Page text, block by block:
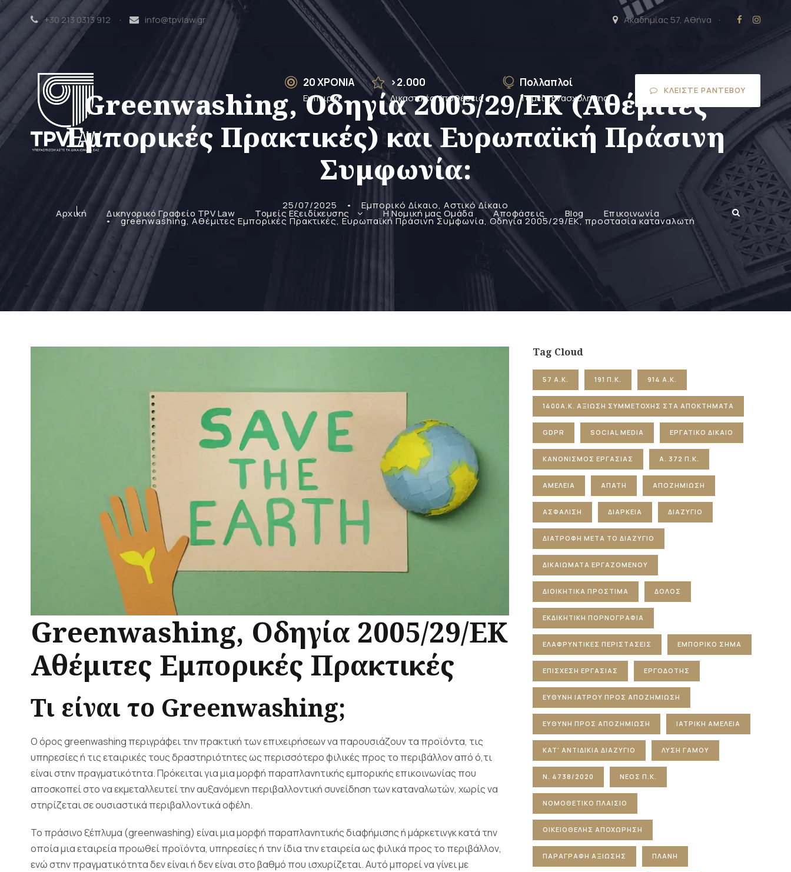
+30 213 0313 912 · info@tpvlaw.gr Ακαδημίας 57, Αθήνα ·
20 ΧΡΟΝΙΑ
Εμπειρία
>2.000
Δικαστικές Υποθέσεις
Πολλαπλοί
Τομείς Ενασχόλησης
ΚΛΕΊΣΤΕ ΡΑΝΤΕΒΟΎ
Αρχική Δικηγορικό Γραφείο TPV Law Τομείς Εξειδίκευσης Η Νομική μας Ομάδα Αποφάσεις Blog Επικοινωνία
Greenwashing, Οδηγία 2005/29/ΕΚ (Αθέμιτες
Εμπορικές Πρακτικές) και Ευρωπαϊκή Πράσινη
Συμφωνία:
25/07/2025 • Εμπορικό Δίκαιο, Αστικό Δίκαιο
•
greenwashing, Αθέμιτες Εμπορικές Πρακτικές, Ευρωπαϊκή Πράσινη Συμφωνία, Οδηγία 2005/29/ΕΚ, προστασία καταναλωτή
Greenwashing, Οδηγία 2005/29/ΕΚ
Αθέμιτες Εμπορικές Πρακτικές
Τι είναιτο Greenwashing;
Ο όρος greenwashing περιγράφει την πρακτική των επιχειρήσεων να παρουσιάζουν τα προϊόντα, τις
υπηρεσίες ή τις εταιρικές τους δραστηριότητες ως περισσότερο φιλικές προς το περιβάλλον από ό,τι
είναι στην πραγματικότητα. Πρόκειται για μια μορφή παραπλανητικής εμπορικής επικοινωνίας που
αποσκοπεί στο να εκμεταλλευτεί την αυξανόμενη περιβαλλοντική συνείδηση των καταναλωτών, χωρίς να
στηρίζεται σε ουσιαστικά περιβαλλοντικά οφέλη.
Το πράσινο ξέπλυμα (greenwashing) είναι μια μορφή παραπλανητικής διαφήμισης ή μάρκετινγκ κατά την
οποία μια εταιρεία προωθεί προϊόντα, υπηρεσίες ή την ίδια την εταιρεία ως φιλικά προς το περιβάλλον,
ενώ στην πραγματικότητα δεν είναι ή δεν είναι στο βαθμό που ισχυρίζεται. Αυτό μπορεί να γίνει με
Tag Cloud
57 Α.Κ. 191 Π.Κ. 914 Α.Κ.
1400Α.Κ. ΑΞΊΩΣΗ ΣΥΜΜΕΤΟΧΉΣ ΣΤΑ ΑΠΟΚΤΉΜΑΤΑ
GDPR SOCIAL MEDIA ΕΡΓΑΤΙΚΌ ΔΊΚΑΙΟ
ΚΑΝΟΝΙΣΜΌΣ ΕΡΓΑΣΊΑΣ Α. 372 Π.Κ.
ΑΜΈΛΕΙΑ ΑΠΆΤΗ ΑΠΟΖΗΜΊΩΣΗ
ΑΣΦΆΛΙΣΗ ΔΙΆΡΚΕΙΑ ΔΙΑΖΎΓΙΟ
ΔΙΑΤΡΟΦΉ ΜΕΤΆ ΤΟ ΔΙΑΖΎΓΙΟ
ΔΙΚΑΙΏΜΑΤΑ ΕΡΓΑΖΟΜΈΝΟΥ
ΔΙΟΙΚΗΤΙΚΆ ΠΡΌΣΤΙΜΑ ΔΌΛΟΣ
ΕΚΔΙΚΗΤΙΚΉ ΠΟΡΝΟΓΡΑΦΊΑ
ΕΛΑΦΡΥΝΤΙΚΈΣ ΠΕΡΙΣΤΆΣΕΙΣ ΕΜΠΟΡΙΚΌ ΣΉΜΑ
ΕΠΊΣΧΕΣΗ ΕΡΓΑΣΊΑΣ ΕΡΓΟΔΌΤΗΣ
ΕΥΘΎΝΗ ΙΑΤΡΟΎ ΠΡΟΣ ΑΠΟΖΗΜΊΩΣΗ
ΕΥΘΎΝΗ ΠΡΟΣ ΑΠΟΖΗΜΊΩΣΗ ΙΑΤΡΙΚΉ ΑΜΈΛΕΙΑ
ΚΑΤ' ΑΝΤΙΔΙΚΊΑ ΔΙΑΖΎΓΙΟ ΛΎΣΗ ΓΆΜΟΥ
Ν. 4738/2020 ΝΈΟΣ Π.Κ.
ΝΟΜΟΘΕΤΙΚΌ ΠΛΑΊΣΙΟ
ΟΙΚΕΙΟΘΕΛΉΣ ΑΠΟΧΏΡΗΣΗ
ΠΑΡΑΓΡΑΦΉ ΑΞΊΩΣΗΣ ΠΛΆΝΗ